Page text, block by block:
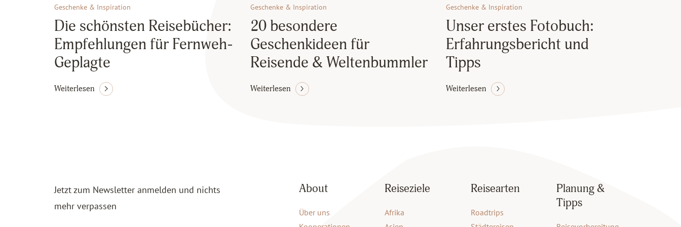
Geschenke & Inspiration
Die schönsten Reisebücher:
Empfehlungen für Fernweh-
Geplagte
Weiterlesen
Geschenke & Inspiration
20 besondere
Geschenkideen für
Reisende & Weltenbummler
Weiterlesen
Geschenke & Inspiration
Unser erstes Fotobuch:
Erfahrungsbericht und
Tipps
Weiterlesen
Jetzt zum Newsletter anmelden und nichts
mehr verpassen
About
Über uns
Reiseziele
Afrika
Reisearten
Roadtrips
Planung &
Tipps